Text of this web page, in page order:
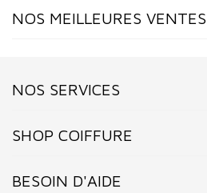
NOS MEILLEURES VENTES
NOS SERVICES
SHOP COIFFURE
BESOIN D'AIDE